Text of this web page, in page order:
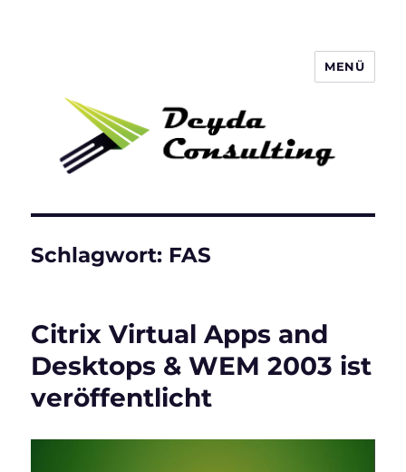
MENÜ
Schlagwort: FAS
Citrix Virtual Apps and
Desktops & WEM 2003 ist
veröffentlicht